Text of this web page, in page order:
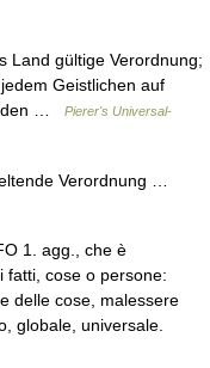
gültige Verordnung;
Geistlichen auf
…
Pierer's Universal-
Verordnung …
1. agg., che è
fatti, cose o persone:
delle cose, malessere
globale, universale.